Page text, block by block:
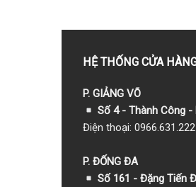
HỆ THỐNG CỬA
P. GIẢNG VÕ
Số 4 - Thành Công -
Điện thoại:
P. ĐỐNG ĐA
Số 161 - Đặng Tiến